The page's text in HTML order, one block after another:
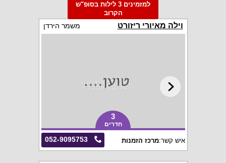
למזמינים 3 לילות בסופ"ש
הקרוב
וילה מאיורי ריזורט משמר הירדן
3
חדרים
052-9095753 איש קשר:מרכז הזמנות